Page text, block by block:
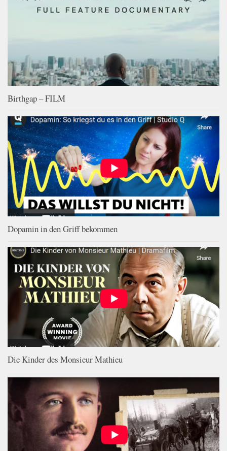
Birthgap – FILM
Dopamin in den Griff bekommen
Die Kinder des Monsieur Mathieu